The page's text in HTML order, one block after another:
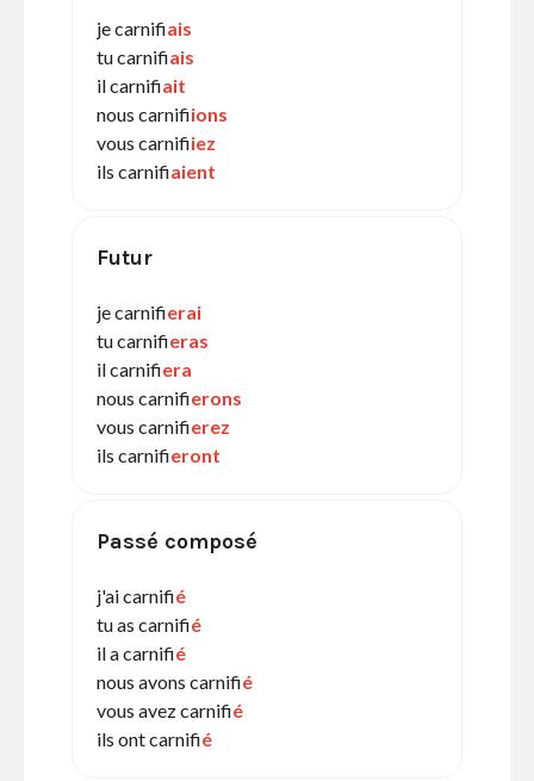
je carnifiais
tu carnifiais
il carnifiait
nous carnifiions
vous carnifiiez
ils carnifiaient
Futur
je carnifierai
tu carnifieras
il carnifiera
nous carnifierons
vous carnifierez
ils carnifieront
Passé composé
j'ai carnifié
tu as carnifié
il a carnifié
nous avons carnifié
vous avez carnifié
ils ont carnifié